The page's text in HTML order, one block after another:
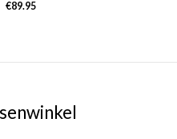
€89.95